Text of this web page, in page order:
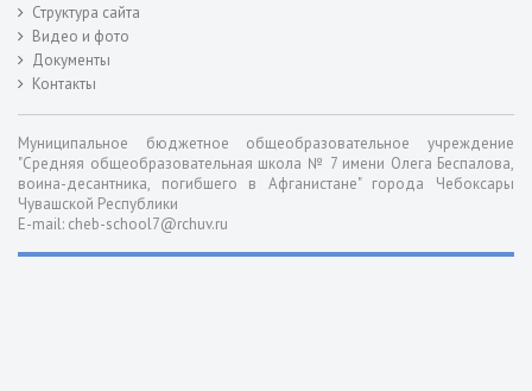
Структура сайта
Видео и фото
Документы
Контакты
Муниципальное бюджетное общеобразовательное учреждение
"Средняя общеобразовательная школа № 7 имени Олега Беспалова,
воина-десантника, погибшего в Афганистане" города Чебоксары
Чувашской Республики
E-mail: cheb-school7@rchuv.ru